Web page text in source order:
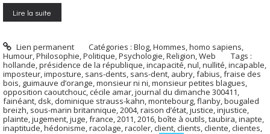
Lire la suite
Lien permanent Catégories :Blog,Hommes, homo sapiens,
Humour,Philosophie,Politique,Psychologie,Religion,Web
Tags :
hollande,présidence de la république,incapacité,nul,nullité,incapable,
imposteur,imposture, sans-dents, sans-dent, aubry,fabius,fraise des
bois, guimauve d’orange,monsieur ni ni,monsieur petites blagues,
opposition caoutchouc,cécile amar,journal du dimanche 300411,
fainéant, dsk, dominique strauss-kahn,montebourg,flanby,bougaled
breizh, sous-marin britannique,2004,raison d’état,justice,injustice,
plainte,jugement,juge,france,2011,2016,boîte à outils,taubira,inapte,
inaptitude,hédonisme,racolage,racoler,client,clients,cliente,clientes,